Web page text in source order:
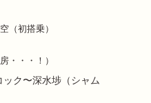
（初搭乗）
・・・！）
ク〜深水埗（シャム